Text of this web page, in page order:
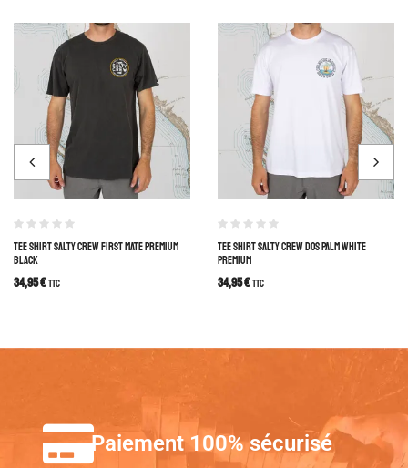
TEE SHIRT SALTY CREW FIRST MATE PREMIUM
BLACK
34,95€TTC
TEE SHIRT SALTY CREW DOS PALM WHITE
PREMIUM
34,95€TTC
Paiement 100% sécurisé